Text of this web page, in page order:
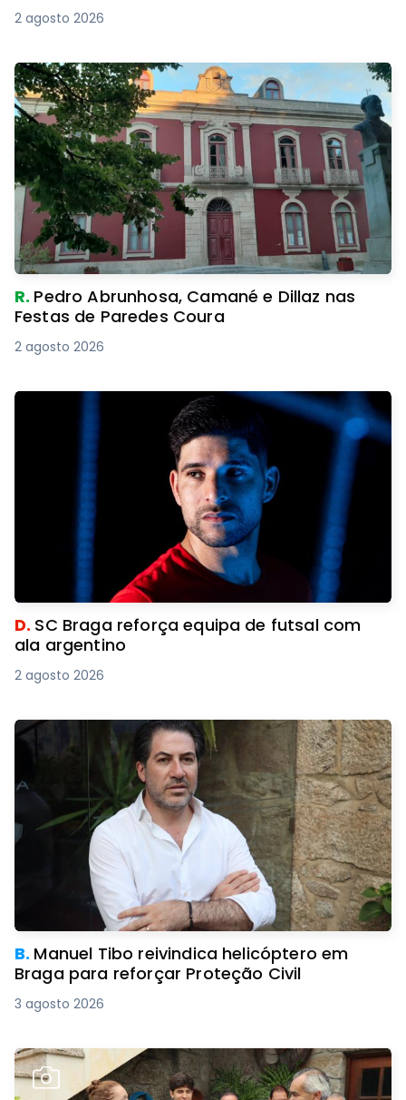
2 agosto 2026
R. Pedro Abrunhosa, Camané e Dillaz nas
Festas de Paredes Coura
2 agosto 2026
D. SC Braga reforça equipa de futsal com
ala argentino
2 agosto 2026
B. Manuel Tibo reivindica helicóptero em
Braga para reforçar Proteção Civil
3 agosto 2026